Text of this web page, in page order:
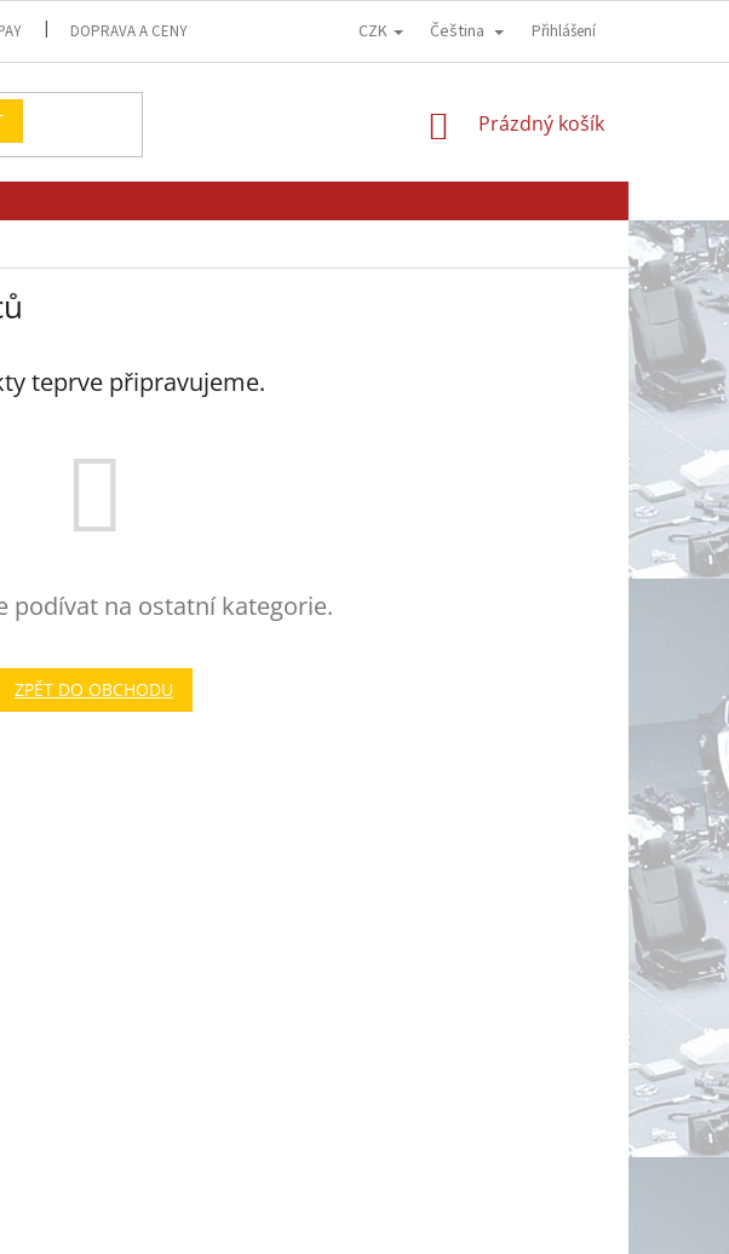
DOPRAVA A CENY OBCHODNÍ PODMÍNKY GDPR - OCHRANA OSOBNÍCH ÚDAJŮ
CZK Čeština Přihlášení
NÁKUPNÍ
Prázdný košík
teprve připravujeme.
podívat na ostatní kategorie.
ZPĚT DO OBCHODU